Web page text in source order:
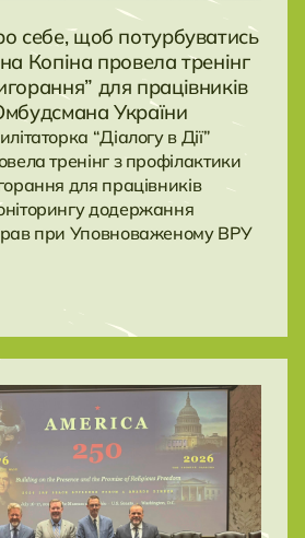
себе, щоб потурбуватись
Копіна провела тренінг
для працівників
України
“Діалогу в Дії”
тренінг з профілактики
для працівників
додержання
при Уповноваженому ВРУ